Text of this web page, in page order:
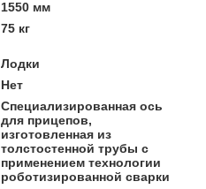
1550 мм
75 кг
Лодки
Нет
Специализированная ось
для прицепов,
изготовленная из
толстостенной трубы с
применением технологии
роботизированной сварки